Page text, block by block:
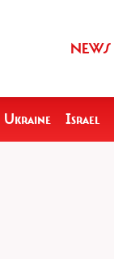
NEWS
Ukraine Israel